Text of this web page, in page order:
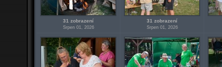
31 zobrazení
Srpen 01, 2026
31 zobrazení
Srpen 01, 2026